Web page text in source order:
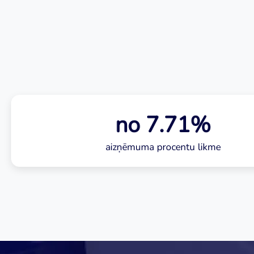
no 7.71%
aizņēmuma procentu likme